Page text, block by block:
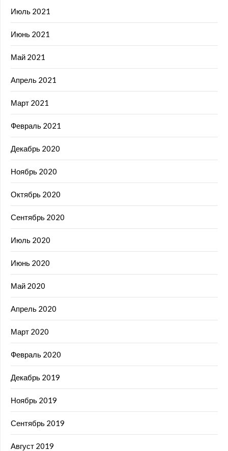
Июль 2021
Июнь 2021
Май 2021
Апрель 2021
Март 2021
Февраль 2021
Декабрь 2020
Ноябрь 2020
Октябрь 2020
Сентябрь 2020
Июль 2020
Июнь 2020
Май 2020
Апрель 2020
Март 2020
Февраль 2020
Декабрь 2019
Ноябрь 2019
Сентябрь 2019
Август 2019